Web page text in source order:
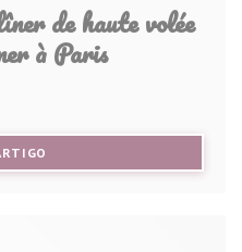
de haute volée
à Paris